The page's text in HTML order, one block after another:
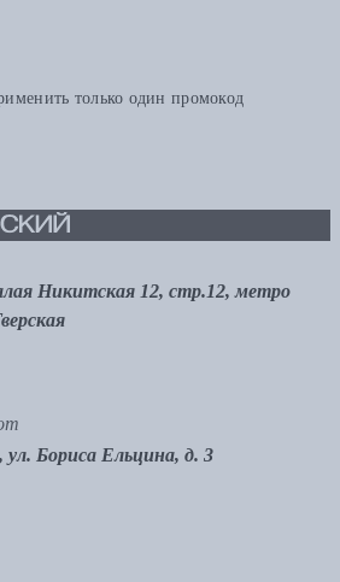
только один промокод
Никитская 12, стр.12, метро
ул. Бориса Ельцина, д. 3